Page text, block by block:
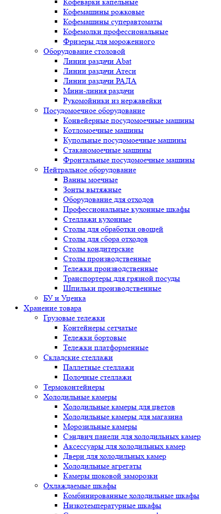
Кофемашины рожковые
Кофемашины суперавтоматы
Кофемолки профессиональные
Фризеры для мороженного
Оборудование столовой
Линии раздачи Abat
Линии раздачи Атеси
Линии раздачи РАДА
Мини-линия раздачи
Рукомойники из нержавейки
Посудомоечное оборудование
Конвейерные посудомоечные машины
Котломоечные машины
Купольные посудомоечные машины
Стаканомоечные машины
Фронтальные посудомоечные машины
Нейтральное оборудование
Ванны моечные
Зонты вытяжные
Оборудование для отходов
Профессиональные кухонные шкафы
Стеллажи кухонные
Столы для обработки овощей
Столы для сбора отходов
Столы кондитерские
Столы производственные
Тележки производственные
Транспортеры для грязной посуды
Шпильки производственные
БУ и Уценка
Хранение товара
Грузовые тележки
Контейнеры сетчатые
Тележки бортовые
Тележки платформенные
Складские стеллажи
Паллетные стеллажи
Полочные стеллажи
Термоконтейнеры
Холодильные камеры
Холодильные камеры для цветов
Холодильные камеры для магазина
Морозильные камеры
Сэндвич панели для холодильных камер
Аксессуары для холодильных камер
Двери для холодильных камер
Холодильные агрегаты
Камеры шоковой заморозки
Охлаждаемые шкафы
Комбинированные холодильные шкафы
Низкотемпературные шкафы